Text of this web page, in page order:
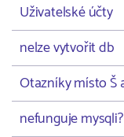
Uživatelské účty
nelze vytvořit db
Otazníky místo Š
nefunguje mysqli?